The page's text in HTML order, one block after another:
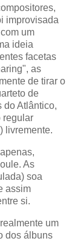
improvisada
um
ideia
facetas
as
de tirar o
de
do Atlântico,
regular
livremente.
As
soa
assim
si.
um
dos álbuns